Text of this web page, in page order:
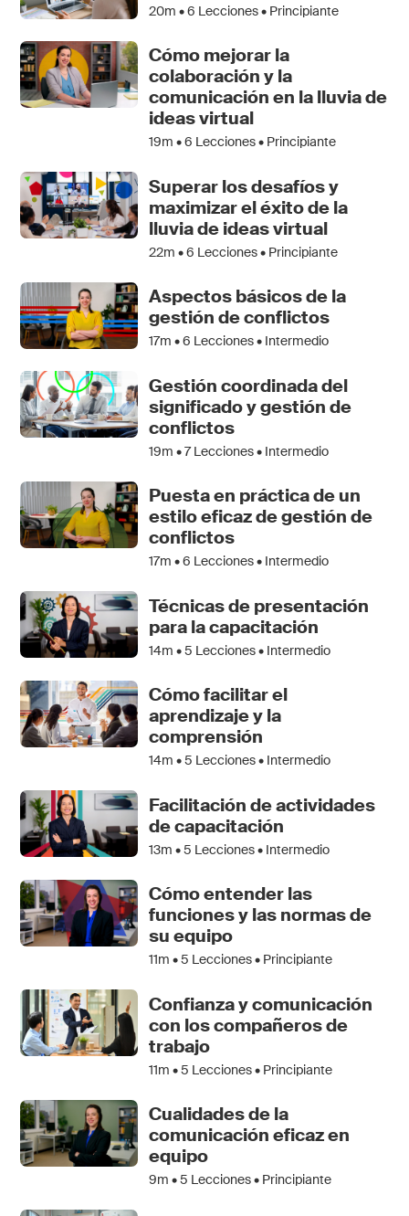
20m •6 Lecciones • Principiante
Cómo mejorar la
colaboración y la
comunicación en la lluvia de
ideas virtual
19m •6 Lecciones • Principiante
Superar los desafíos y
maximizar el éxito de la
lluvia de ideas virtual
22m •6 Lecciones • Principiante
Aspectos básicos de la
gestión de conflictos
17m •6 Lecciones • Intermedio
Gestión coordinada del
significado y gestión de
conflictos
19m •7Lecciones • Intermedio
Puesta en práctica de un
estilo eficaz de gestión de
conflictos
17m •6 Lecciones • Intermedio
Técnicas de presentación
para la capacitación
14m •5 Lecciones • Intermedio
Cómo facilitar el
aprendizaje y la
comprensión
14m •5 Lecciones • Intermedio
Facilitación de actividades
de capacitación
13m •5 Lecciones • Intermedio
Cómo entender las
funciones y las normas de
su equipo
11m •5 Lecciones • Principiante
Confianza y comunicación
con los compañeros de
trabajo
11m •5 Lecciones • Principiante
Cualidades de la
comunicación eficaz en
equipo
9m •5 Lecciones • Principiante